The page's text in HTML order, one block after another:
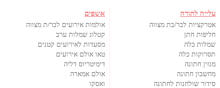
עלייה לתורה
אטרקציות לבר/בת מצווה
חליפות חתן
שמלות כלה
תסרוקות כלה
מגזין חתונה
מחשבון חתונה
סידור שולחנות לחתונה
אשפים
אולמות אירועים לבר/ת מצווה
קטלוג שמלות ערב
מסעדות לאירועים קטנים
טאו אולם אירועים
דימיטריוס דליה
אולם אמארה
ואסקו